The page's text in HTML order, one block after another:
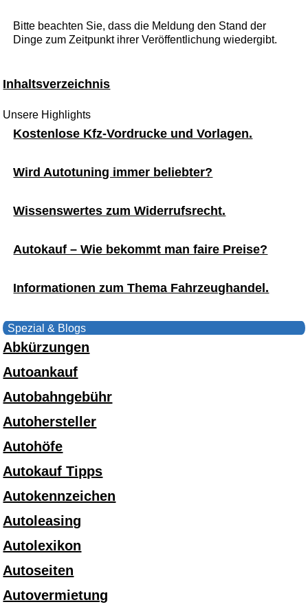
Bitte beachten Sie, dass die Meldung den Stand der
Dinge zum Zeitpunkt ihrer Veröffentlichung wiedergibt.
Inhaltsverzeichnis
Unsere Highlights
Kostenlose Kfz-Vordrucke und Vorlagen.
Wird Autotuning immer beliebter?
Wissenswertes zum Widerrufsrecht.
Autokauf – Wie bekommt man faire Preise?
Informationen zum Thema Fahrzeughandel.
Spezial & Blogs
Abkürzungen
Autoankauf
Autobahngebühr
Autohersteller
Autohöfe
Autokauf Tipps
Autokennzeichen
Autoleasing
Autolexikon
Autoseiten
Autovermietung